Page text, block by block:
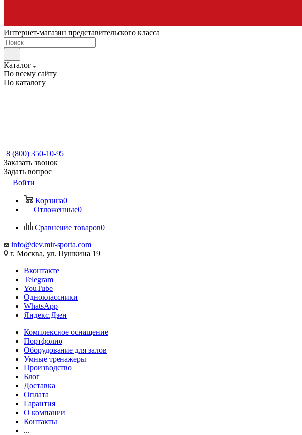
Интернет-магазин представительского класса
Каталог
По всему сайту
По каталогу
8 (800) 350-10-95
Заказать звонок
Задать вопрос
Войти
Корзина0
Отложенные0
Сравнение товаров0
info@dev.mir-sporta.com
г. Москва, ул. Пушкина 19
Вконтакте
Telegram
YouTube
Одноклассники
WhatsApp
Яндекс.Дзен
Комплексное оснащение
Портфолио
Оборудование для залов
Умные тренажеры
Производство
Блог
Доставка
Оплата
Гарантия
О компании
Контакты
...